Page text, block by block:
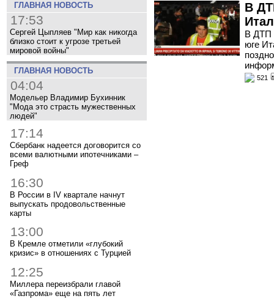
ГЛАВНАЯ НОВОСТЬ
17:53
Сергей Цыпляев "Мир как никогда
близко стоит к угрозе третьей
мировой войны"
ГЛАВНАЯ НОВОСТЬ
04:04
Модельер Владимир Бухинник
"Мода это страсть мужественных
людей"
17:14
Сбербанк надеется договорится со
всеми валютными ипотечниками –
Греф
16:30
В России в IV квартале начнут
выпускать продовольственные
карты
13:00
В Кремле отметили «глубокий
кризис» в отношениях с Турцией
12:25
Миллера переизбрали главой
«Газпрома» еще на пять лет
В
В ДТП
юге
521